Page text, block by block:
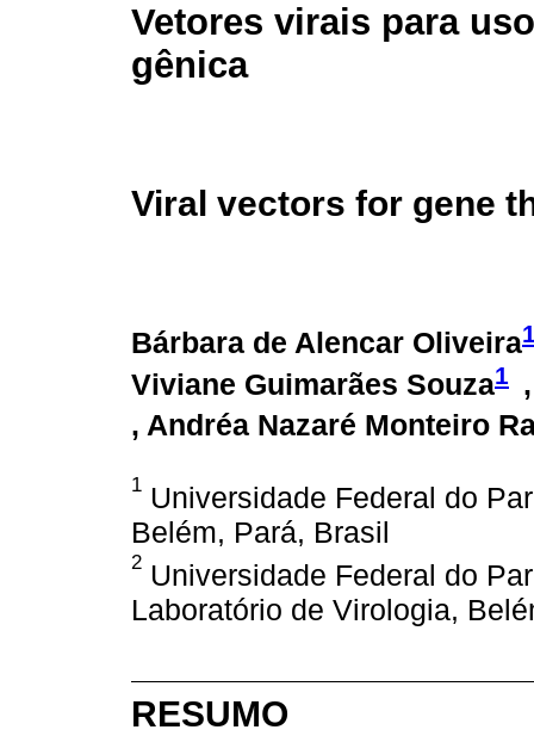
Vetores virais para
gênica
Viral vectors for gene
Bárbara de Alencar Oliveira
Viviane Guimarães Souza1
, Andréa Nazaré Monteiro
1 Universidade Federal do
Belém, Pará, Brasil
2 Universidade Federal do
Laboratório de Virologia,
RESUMO